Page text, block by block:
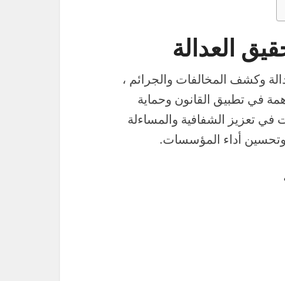
العدالة
وكشف المخالفات والجرائم ،
في تطبيق القانون وحماية
في تعزيز الشفافية والمساءلة
أداء المؤسسات.